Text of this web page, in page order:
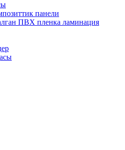
панели
ПВХ пленка ламинация